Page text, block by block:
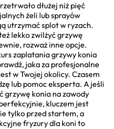
dłużej niż pięć
żeli lub sprayów
utrzymać splot w ryzach.
lekko zwilżyć grzywę
rozważ inne opcje.
zaplatania grzywy konia
jaka za profesjonalne
w Twojej okolicy. Czasem
lub pomoc eksperta. A jeśli
grzywę konia na zawody
kluczem jest
tylko przed startem, a
fryzury dla koni to